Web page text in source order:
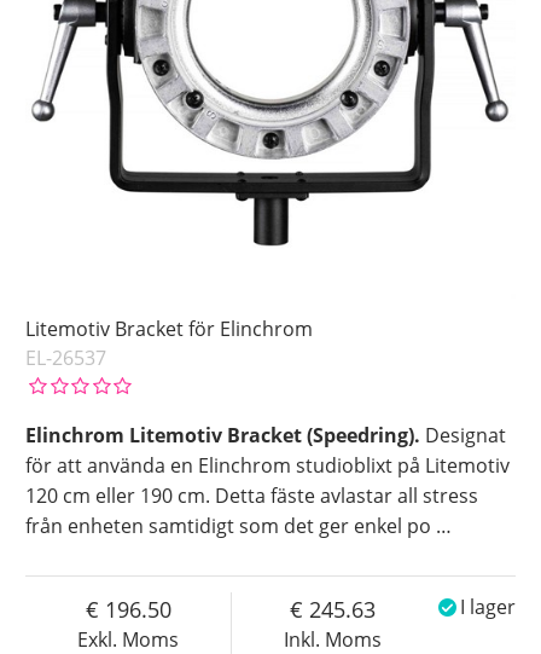
Litemotiv Bracket för Elinchrom
EL-26537
Elinchrom Litemotiv Bracket (Speedring). Designat
för att använda en Elinchrom studioblixt på Litemotiv
120 cm eller 190 cm. Detta fäste avlastar all stress
från enheten samtidigt som det ger enkel po …
Exkl. Moms
196.50
Inkl. Moms
245.63 I lager